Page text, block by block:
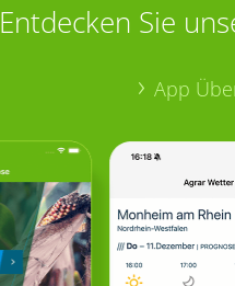
Entdecken Sie
App